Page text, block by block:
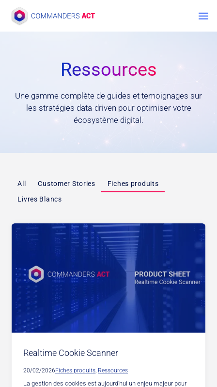
contenu
Ressources
Une gamme complète de guides et temoignages sur
les stratégies data-driven pour optimiser votre
écosystème digital.
All Customer Stories
Fiches produits
Livres Blancs
Realtime Cookie Scanner
20/02/2026Fiches produits, Ressources
La gestion des cookies est aujourd’hui un enjeu majeur pour